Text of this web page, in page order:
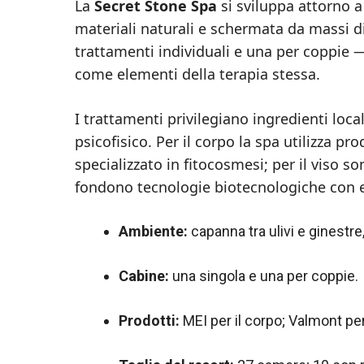
La Secret Stone Spa si sviluppa attorno
materiali naturali e schermata da massi
trattamenti individuali e una per coppie
come elementi della terapia stessa.
I trattamenti privilegiano ingredienti
psicofisico. Per il corpo la spa utilizza
specializzato in fitocosmesi; per il viso
fondono tecnologie biotecnologiche con
Ambiente: capanna tra ulivi e
Cabine: una singola e una per coppie.
Prodotti: MEI per il corpo; Valmont